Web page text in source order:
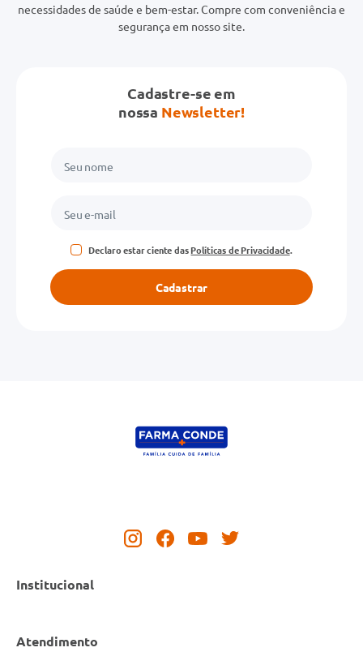
necessidades de saúde e bem-estar. Compre com conveniência e
segurança em nosso site.
Cadastre-se em
nossa Newsletter!
Declaro estar ciente dasPolíticas de Privacidade.
Cadastrar
Institucional
Atendimento